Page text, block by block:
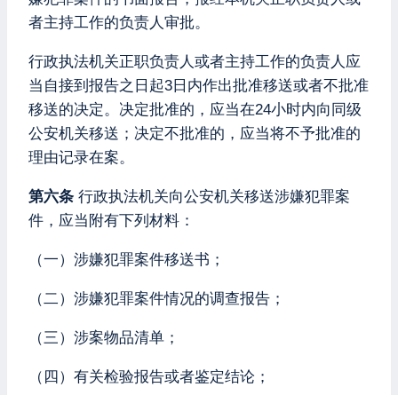
者主持工作的负责人审批。
行政执法机关正职负责人或者主持工作的负责人应
当自接到报告之日起3日内作出批准移送或者不批准
移送的决定。决定批准的，应当在24小时内向同级
公安机关移送；决定不批准的，应当将不予批准的
理由记录在案。
第六条 行政执法机关向公安机关移送涉嫌犯罪案
件，应当附有下列材料：
（一）涉嫌犯罪案件移送书；
（二）涉嫌犯罪案件情况的调查报告；
（三）涉案物品清单；
（四）有关检验报告或者鉴定结论；